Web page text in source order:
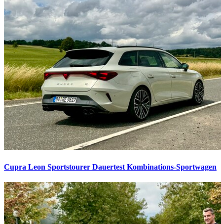
Cupra Leon Sportstourer Dauertest Kombinations-Sportwagen